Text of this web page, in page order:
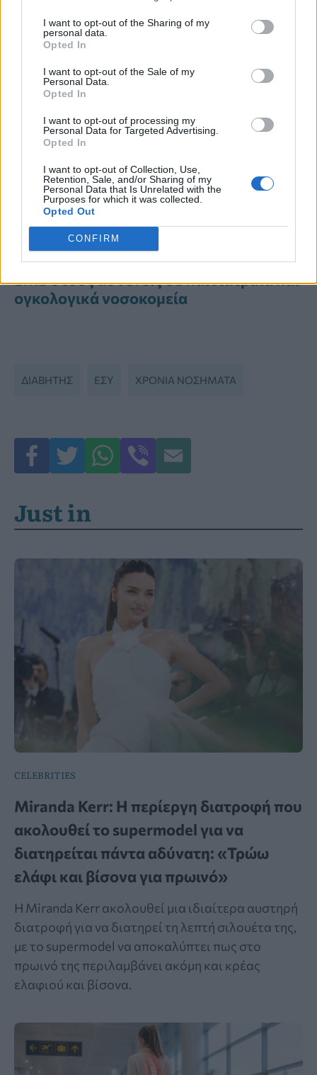
I want to opt-out of the Sharing of my
personal data.
Opted In
I want to opt-out of the Sale of my
Personal Data.
Opted In
I want to opt-out of processing my
Personal Data for Targeted Advertising.
Opted In
I want to opt-out of Collection, Use,
Retention, Sale, and/or Sharing of my
Personal Data that Is Unrelated with the
Purposes for which it was collected.
Opted Out
CONFIRM
Διαβάστε Περισσότερα
Ενίσχυση του ΕΚΑΒ και αναβάθμιση
των δομών Υγείας σε Λαμία και
Καρδίτσα
Αποδίδουν τα κίνητρα για τη
στελέχωση των υγειονομικών μονάδων
ΕΣΥ δύο ταχυτήτων: Πάνω από 6 στους
10 γιατρούς βρίσκονται σε Αθήνα και
Θεσσαλονίκη
Αξιολόγηση ΕΣΥ: Ξεκίνησαν τα πρώτα
SMS στους ασθενείς σε παιδιατρικά και
ογκολογικά νοσοκομεία
ΔΙΑΒΉΤΗΣ ΕΣΥ ΧΡΌΝΙΑ ΝΟΣΉΜΑΤΑ
Just in
CELEBRITIES
Miranda Kerr: Η περίεργη διατροφή που
ακολουθεί το supermodel για να
διατηρείται πάντα αδύνατη: «Τρώω
ελάφι και βίσονα για πρωινό»
Η Miranda Kerr ακολουθεί μια ιδιαίτερα αυστηρή
διατροφή για να διατηρεί τη λεπτή σιλουέτα της,
με το supermodel να αποκαλύπτει πως στο
πρωινό της περιλαμβάνει ακόμη και κρέας
ελαφιού και βίσονα.